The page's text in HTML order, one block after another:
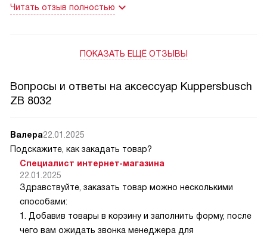
Читать отзыв полностью
ПОКАЗАТЬ ЕЩЁ ОТЗЫВЫ
Вопросы и ответы на аксессуар Kuppersbusch
ZB 8032
Валера22.01.2025
Подскажите, как закадать товар?
Специалист интернет-магазина
22.01.2025
Здравствуйте, заказать товар можно несколькими
способами:
1. Добавив товары в корзину и заполнить форму, после
чего вам ожидать звонка менеджера для